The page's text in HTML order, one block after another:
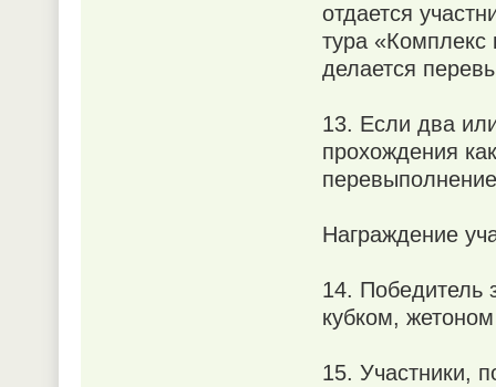
отдается
тура «Комплекс
делается
13. Если два
прохождения
Награждение
14. Победитель
кубком,
15. Участники,